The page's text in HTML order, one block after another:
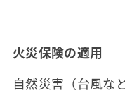
火災保険の適用
自然災害（台風な